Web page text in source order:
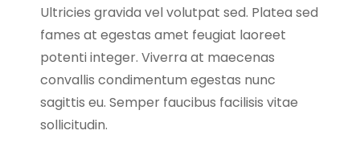
Ultricies gravida vel volutpat sed. Platea sed
fames at egestas amet feugiat laoreet
potenti integer. Viverra at maecenas
convallis condimentum egestas nunc
sagittis eu. Semper faucibus facilisis vitae
sollicitudin.